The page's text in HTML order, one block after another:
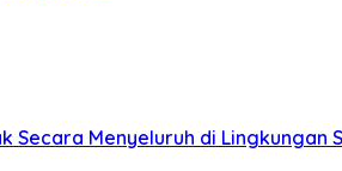
Secara Menyeluruh di Lingkungan